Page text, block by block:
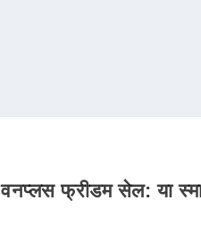
वनप्लस फ्रीडम सेल: या